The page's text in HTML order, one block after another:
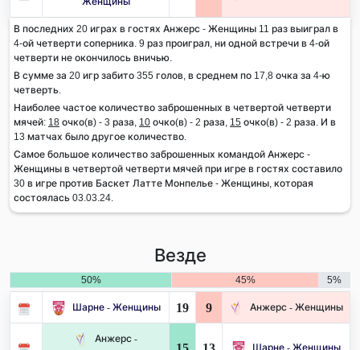
В последних 20 играх в гостях Анжерс - Женщины 11 раз выиграл в
4-ой четверти соперника. 9 раз проиграл, ни одной встречи в 4-ой
четверти не окончилось вничью.
В сумме за 20 игр забито 355 голов, в среднем по 17,8 очка за 4-ю
четверть.
Наиболее частое количество заброшенных в четвертой четверти
мячей: 18 очко(в) - 3 раза, 10 очко(в) - 2 раза, 15 очко(в) - 2 раза. И в
13 матчах было другое количество.
Самое большое количество заброшенных командой Анжерс -
Женщины в четвертой четверти мячей при игре в гостях составило
30 в игре против Баскет Латте Монпелье - Женщины, которая
состоялась 03.03.24.
Везде
50% 45% 5%
Шарне - Женщины 19 9 Анжерс - Женщины
Анжерс -
Шарне - Женщины